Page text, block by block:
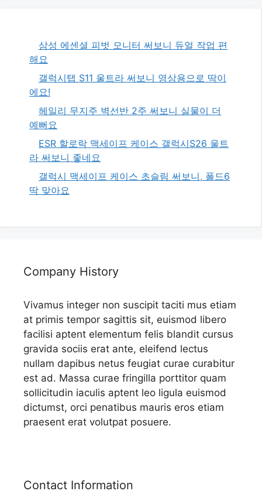
삼성 에센셜 피벗 모니터 써보니 듀얼 작업 편
해요
갤럭시탭 S11 울트라 써보니 영상용으로 딱이
에요!
헤일리 무지주 벽선반 2주 써보니 실물이 더
예뻐요
ESR 할로락 맥세이프 케이스 갤럭시S26 울트
라 써보니 좋네요
갤럭시 맥세이프 케이스 초슬림 써보니, 폴드6
딱 맞아요
Company History
Vivamus integer non suscipit taciti mus etiam
at primis tempor sagittis sit, euismod libero
facilisi aptent elementum felis blandit cursus
gravida sociis erat ante, eleifend lectus
nullam dapibus netus feugiat curae curabitur
est ad. Massa curae fringilla porttitor quam
sollicitudin iaculis aptent leo ligula euismod
dictumst, orci penatibus mauris eros etiam
praesent erat volutpat posuere.
Contact Information